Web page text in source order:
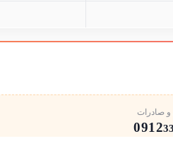
و صادرات
0912